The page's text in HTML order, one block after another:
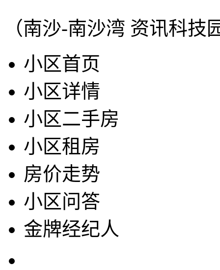
（南沙-南沙湾 资讯科技
小区首页
小区详情
小区二手房
小区租房
房价走势
小区问答
金牌经纪人